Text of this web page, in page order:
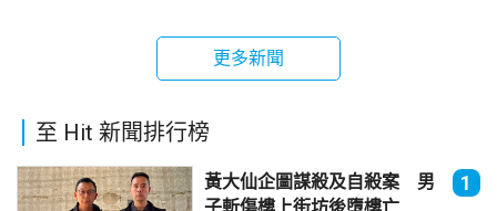
更多新聞
至 Hit 新聞排行榜
黃大仙企圖謀殺及自殺案 男
1